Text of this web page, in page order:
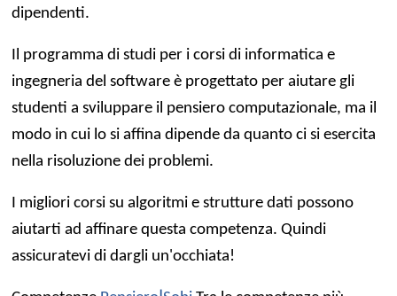
dipendenti.
Il programma di studi per i corsi di informatica e
ingegneria del software è progettato per aiutare gli
studenti a sviluppare il pensiero computazionale, ma il
modo in cui lo si affina dipende da quanto ci si esercita
nella risoluzione dei problemi.
I migliori corsi su algoritmi e strutture dati possono
aiutarti ad affinare questa competenza. Quindi
assicuratevi di dargli un'occhiata!